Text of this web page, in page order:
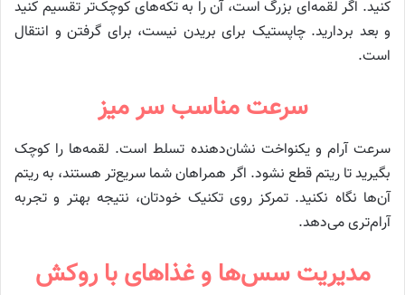
کنید. اگر لقمه‌ای بزرگ است، آن را به تکه‌های کوچک‌تر تقسیم کنید
و بعد بردارید. چاپستیک برای بریدن نیست، برای گرفتن و انتقال
است.
سرعت مناسب سر میز
سرعت آرام و یکنواخت نشان‌دهنده تسلط است. لقمه‌ها را کوچک
بگیرید تا ریتم قطع نشود. اگر همراهان شما سریع‌تر هستند، به ریتم
آن‌ها نگاه نکنید. تمرکز روی تکنیک خودتان، نتیجه بهتر و تجربه
آرام‌تری می‌دهد.
مدیریت سس‌ها و غذاهای با روکش